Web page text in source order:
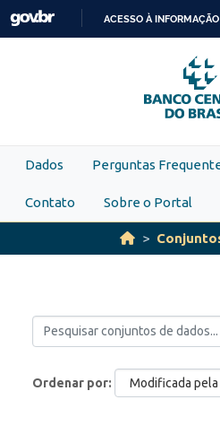
Skip to main content
PARA
O
ACESSO À INFORMAÇÃO
Dados Perguntas
Contato Sobre o Portal
Ordenar por